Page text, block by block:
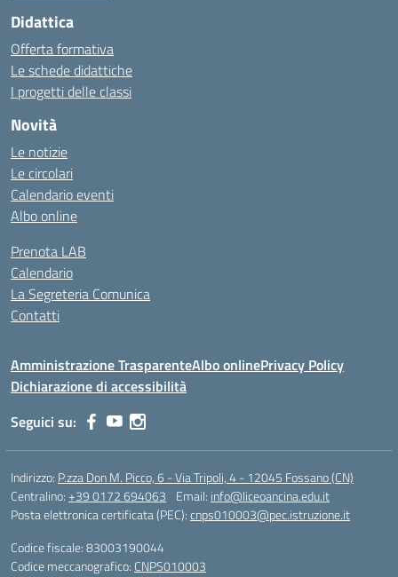
Didattica
Offerta formativa
Le schede didattiche
I progetti delle classi
Novità
Le notizie
Le circolari
Calendario eventi
Albo online
Prenota LAB
Calendario
La Segreteria Comunica
Contatti
Amministrazione TrasparenteAlbo onlinePrivacy Policy
Dichiarazione di accessibilità
Seguici su:
Indirizzo: P.zza Don M. Picco, 6 - Via Tripoli, 4 - 12045 Fossano (CN)
Centralino:+39 0172 694063 Email: info@liceoancina.edu.it
Posta elettronica certificata (PEC):cnps010003@pec.istruzione.it
Codice fiscale: 83003190044
Codice meccanografico: CNPS010003